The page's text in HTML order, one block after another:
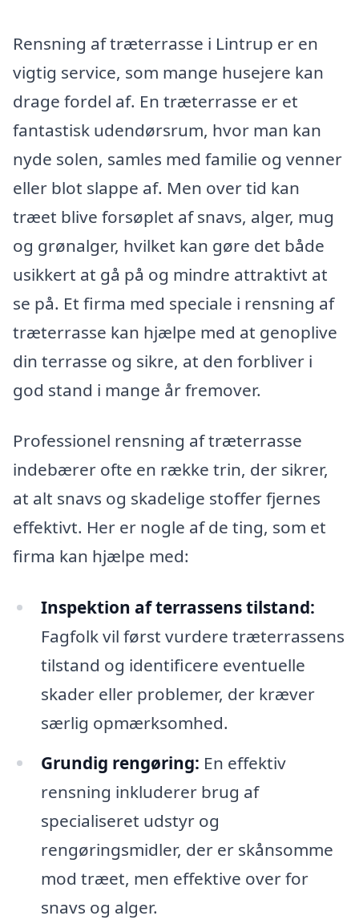
Rensning af træterrasse i Lintrup er en
vigtig service, som mange husejere kan
drage fordel af. En træterrasse er et
fantastisk udendørsrum, hvor man kan
nyde solen, samles med familie og venner
eller blot slappe af. Men over tid kan
træet blive forsøplet af snavs, alger, mug
og grønalger, hvilket kan gøre det både
usikkert at gå på og mindre attraktivt at
se på. Et firma med speciale i rensning af
træterrasse kan hjælpe med at genoplive
din terrasse og sikre, at den forbliver i
god stand i mange år fremover.
Professionel rensning af træterrasse
indebærer ofte en række trin, der sikrer,
at alt snavs og skadelige stoffer fjernes
effektivt. Her er nogle af de ting, som et
firma kan hjælpe med:
Inspektion af terrassens tilstand:
Fagfolk vil først vurdere træterrassens
tilstand og identificere eventuelle
skader eller problemer, der kræver
særlig opmærksomhed.
Grundig rengøring: En effektiv
rensning inkluderer brug af
specialiseret udstyr og
rengøringsmidler, der er skånsomme
mod træet, men effektive over for
snavs og alger.